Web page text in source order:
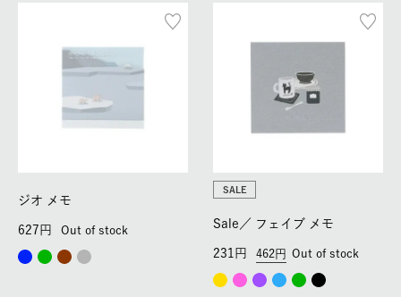
ジオ メモ
627 Out of stock
SALE
Sale／ フェイブ メモ
462
231 Out of stock